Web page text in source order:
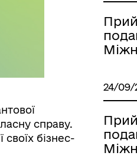
справу.
бізнес-
24/09/